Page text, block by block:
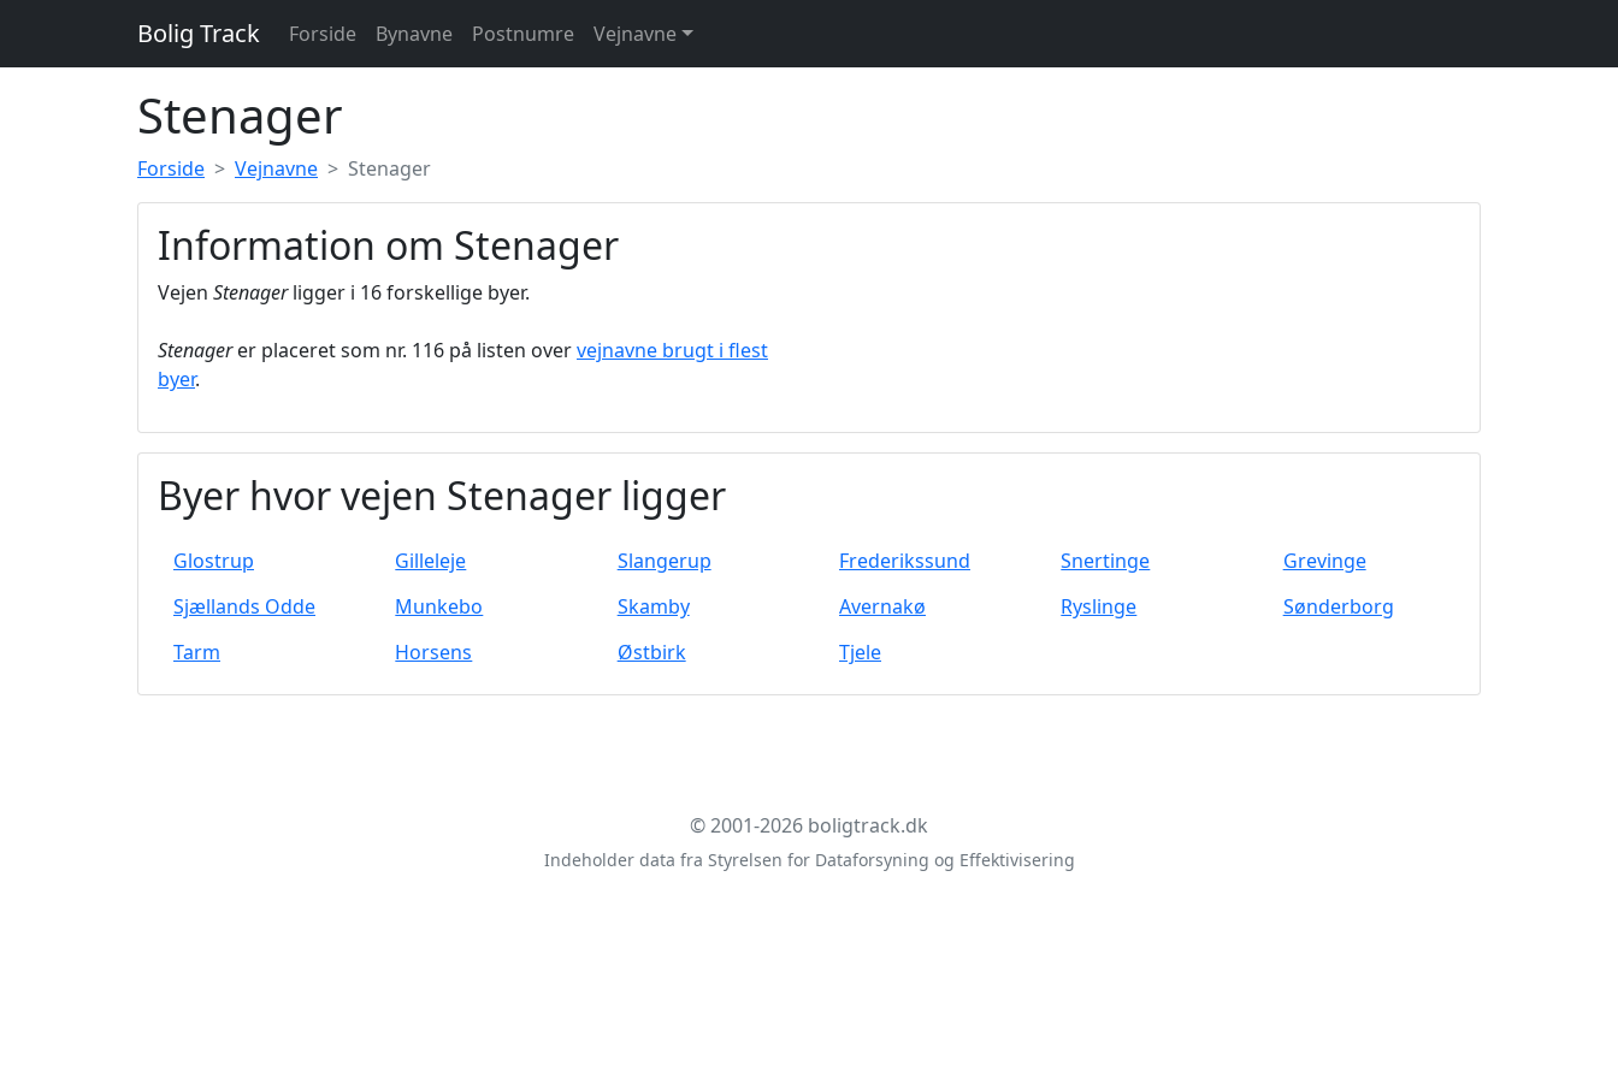
Bolig Track Forside Bynavne Postnumre Vejnavne
Stenager
Forside Vejnavne Stenager
Information om Stenager
Vejen Stenagerligger i 16 forskellige byer.
Stenagerer placeret som nr. 116 på listen overvejnavne brugt i flest
byer.
Byer hvor vejen Stenager ligger
Glostrup Gilleleje Slangerup Frederikssund Snertinge
Grevinge
Sjællands Odde
Munkebo Skamby Avernakø Ryslinge
Sønderborg
Tarm
Horsens Østbirk Tjele
© 2001-2026 boligtrack.dk
Indeholder data fra Styrelsen for Dataforsyning og Effektivisering